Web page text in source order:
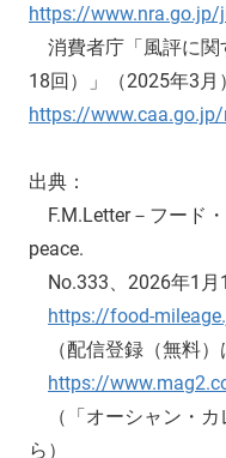
https://
消費者庁「風評に関
18回）」（2025年3月）
https://
出典：
F.M.Letter－フード
peace.
No.333、2026年1月
https://food-
（配信登録（無料）
https://
（「オーシャン・カ
ら）